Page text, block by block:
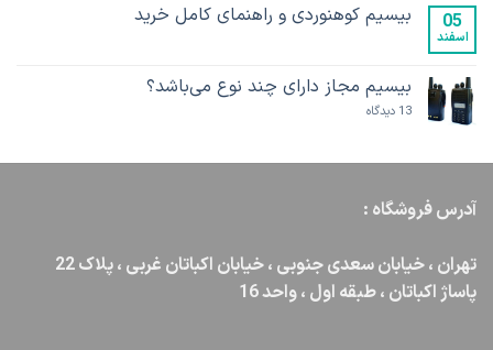
برای
استفاده
در
جنگ
های
تاریخچه
ثبت 05
اسفند
بیسیم کوهنوردی و راهنمای کامل خرید
بیسیم
کوهنوردی
و
راهنمای
نشده
بیسیم مجاز دارای چند نوع می‌باشد؟
13 دیدگاه برای
چند
آدرس فروشگاه :
تهران ، خیابان سعدی جنوبی ، خیابان اکباتان غربی ، پلاک 22
پاساژ اکباتان ، طبقه اول ، واحد 16